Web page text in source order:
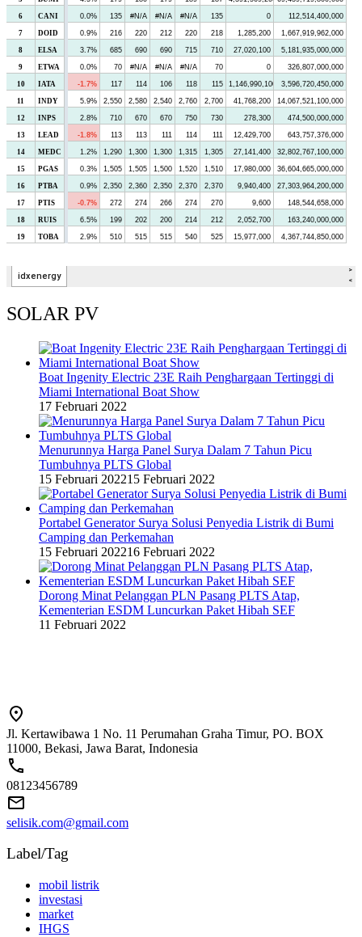
SOLAR PV
Boat Ingenity Electric 23E Raih Penghargaan Tertinggi di
Miami International Boat Show
17 Februari 2022
Menurunnya Harga Panel Surya Dalam 7 Tahun Picu
Tumbuhnya PLTS Global
15 Februari 202215 Februari 2022
Portabel Generator Surya Solusi Penyedia Listrik di Bumi
Camping dan Perkemahan
15 Februari 202216 Februari 2022
Dorong Minat Pelanggan PLN Pasang PLTS Atap,
Kementerian ESDM Luncurkan Paket Hibah SEF
11 Februari 2022
Jl. Kertawibawa 1 No. 11 Perumahan Graha Timur, PO. BOX
11000, Bekasi, Jawa Barat, Indonesia
08123456789
selisik.com@gmail.com
Label/Tag
mobil listrik
investasi
market
IHGS